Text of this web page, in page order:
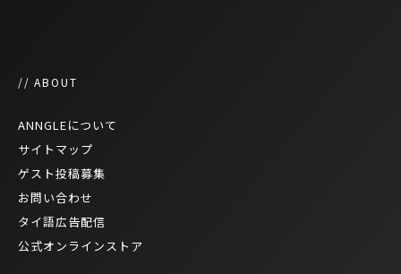
// ABOUT
ANNGLEについて
サイトマップ
ゲスト投稿募集
お問い合わせ
タイ語広告配信
公式オンラインストア